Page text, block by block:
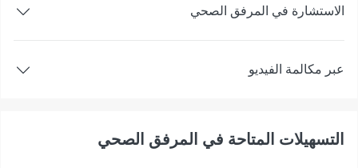
الاستشارة في المرفق الصحي
عبر مكالمة الفيديو
التسهيلات المتاحة في المرفق الصحي